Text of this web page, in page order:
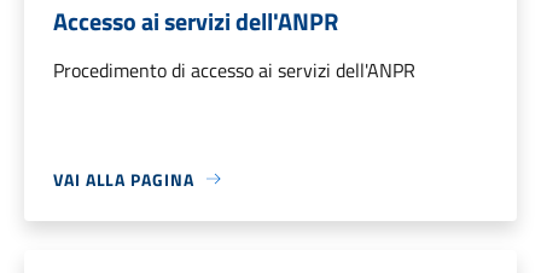
Accesso ai servizi dell'ANPR
Procedimento di accesso ai servizi dell'ANPR
VAI ALLA PAGINA